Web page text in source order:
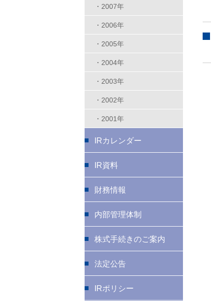
・2007年
・2006年
・2005年
・2004年
・2003年
・2002年
・2001年
IRカレンダー
IR資料
財務情報
内部管理体制
株式手続きのご案内
法定公告
IRポリシー